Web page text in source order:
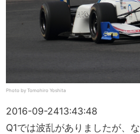
Photo by Tomohiro Yoshita
2016-09-2413:43:48
Q1では波乱がありましたが、